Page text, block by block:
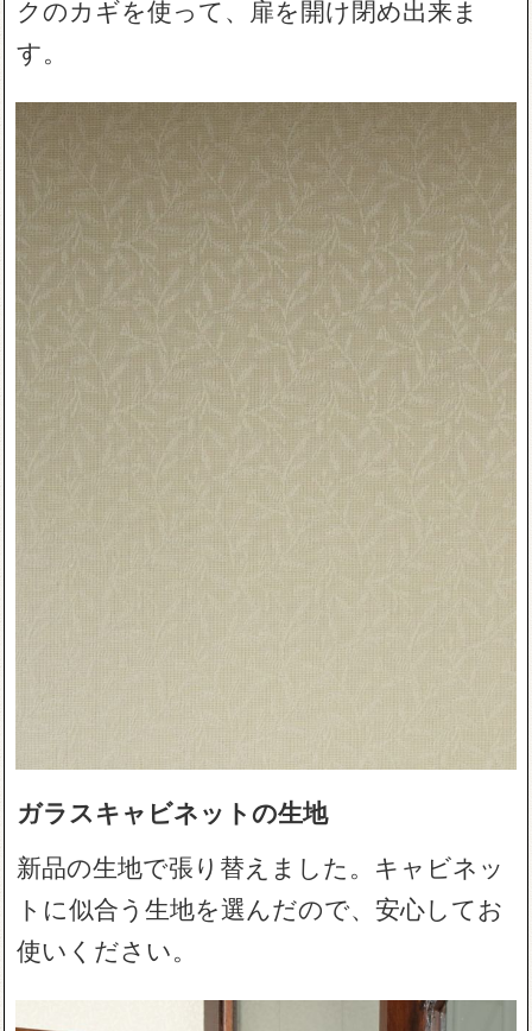
クのカギを使って、扉を開け閉め出来ま
す。
ガラスキャビネットの生地
新品の生地で張り替えました。キャビネッ
トに似合う生地を選んだので、安心してお
使いください。